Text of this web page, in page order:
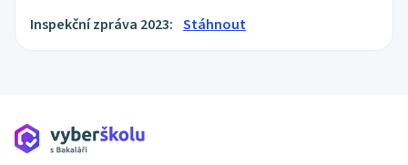
Inspekční zpráva 2023: Stáhnout